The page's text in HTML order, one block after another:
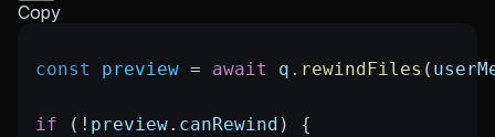
Copy
const preview = await q . rewindFiles (
if ( ! preview. canRewind ) {